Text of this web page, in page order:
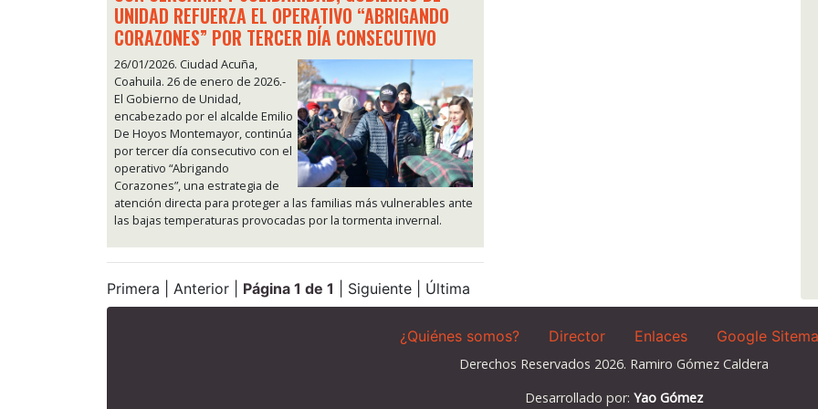
UNIDAD REFUERZA EL OPERATIVO “ABRIGANDO
CORAZONES” POR TERCER DÍA CONSECUTIVO
26/01/2026. Ciudad Acuña,
Coahuila. 26 de enero de 2026.-
El Gobierno de Unidad,
encabezado por el alcalde Emilio
De Hoyos Montemayor, continúa
por tercer día consecutivo con el
operativo “Abrigando
Corazones”, una estrategia de
atención directa para proteger a las familias más vulnerables ante
las bajas temperaturas provocadas por la tormenta invernal.
Primera | Anterior | Página 1 de 1 | Siguiente | Última
¿Quiénes somos? Director Enlaces Google
Derechos Reservados 2026. Ramiro Gómez Caldera
Desarrollado por: Yao Gómez